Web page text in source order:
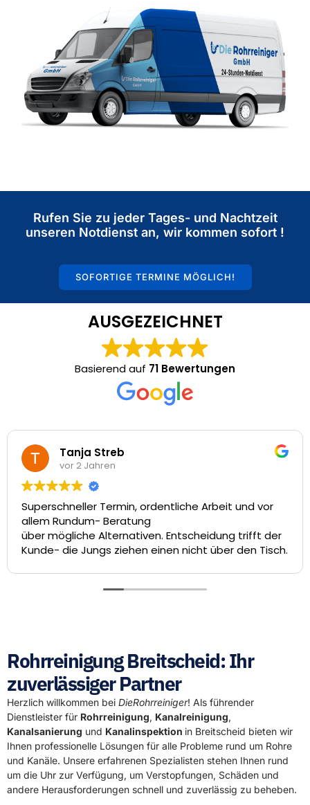
Rufen Sie zu jeder Tages- und Nachtzeit
unseren Notdienst an, wir kommen sofort !
SOFORTIGE TERMINE MÖGLICH!
AUSGEZEICHNET
Basierend auf 71 Bewertungen
ordentliche Arbeit und vor
Entscheidung trifft der
einen nicht über den Tisch.
Marcel
Vielen Dank für die
die
Sanierung unseres
Technik am Tag
hat eine
Rohrreinigung Breitscheid: Ihr
zuverlässiger Partner
Herzlich willkommen bei DieRohrreiniger! Als führender
Dienstleister für Rohrreinigung, Kanalreinigung,
Kanalsanierung und Kanalinspektion in Breitscheid bieten wir
Ihnen professionelle Lösungen für alle Probleme rund um Rohre
und Kanäle. Unsere erfahrenen Spezialisten stehen Ihnen rund
um die Uhr zur Verfügung, um Verstopfungen, Schäden und
andere Herausforderungen schnell und zuverlässig zu beheben.